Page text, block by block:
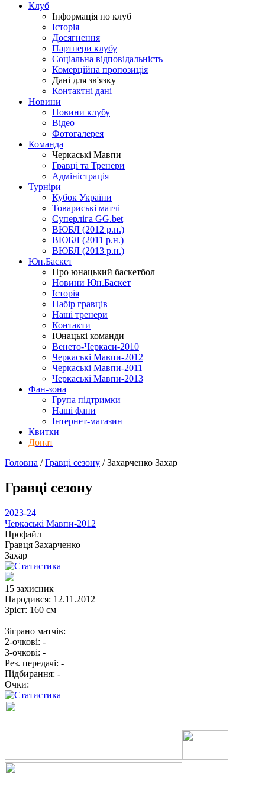
Клуб
Інформація по клуб
Історія
Досягнення
Партнери клубу
Соціальна відповідальність
Комерційна пропозиція
Дані для зв'язку
Контактні дані
Новини
Новини клубу
Відео
Фотогалерея
Команда
Черкаські Мавпи
Гравці та Тренери
Адміністрація
Турніри
Кубок України
Товариські матчі
Суперліга GG.bet
ВЮБЛ (2012 р.н.)
ВЮБЛ (2011 р.н.)
ВЮБЛ (2013 р.н.)
Юн.Баскет
Про юнацький баскетбол
Новини Юн.Баскет
Історія
Набір гравців
Наші тренери
Контакти
Юнацькі команди
Венето-Черкаси-2010
Черкаські Мавпи-2012
Черкаські Мавпи-2011
Черкаські Мавпи-2013
Фан-зона
Група підтримки
Наші фани
Інтернет-магазин
Квитки
Донат
Головна /Гравці сезону /Захарченко Захар
Гравці сезону
2023-24
Черкаські Мавпи-2012
Профайл
Гравця Захарченко
Захар
15 захисник
Народився: 12.11.2012
Зріст: 160 см
Зіграно матчів:
2-очкові: -
3-очкові: -
Рез. передачі: -
Підбирання: -
Очки: